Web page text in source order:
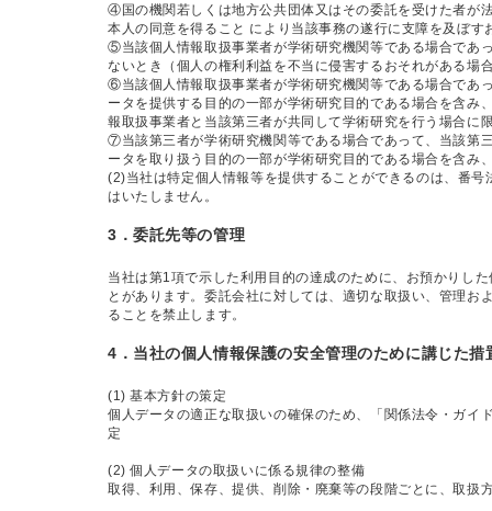
④国の機関若しくは地方公共団体又はその委託を受けた者が
本人の同意を得ること により当該事務の遂行に支障を及ぼす
⑤当該個人情報取扱事業者が学術研究機関等である場合であ
ないとき（個人の権利利益を不当に侵害するおそれがある場
⑥当該個人情報取扱事業者が学術研究機関等である場合であ
ータを提供する目的の一部が学術研究目的である場合を含
報取扱事業者と当該第三者が共同して学術研究を行う場合に
⑦当該第三者が学術研究機関等である場合であって、当該第
ータを取り扱う目的の一部が学術研究目的である場合を含
(2)当社は特定個人情報等を提供することができるのは、番
はいたしません。
3．委託先等の管理
当社は第1項で示した利用目的の達成のために、お預かりし
とがあります。委託会社に対しては、適切な取扱い、管理
ることを禁止します。
4．当社の個人情報保護の安全管理のために講じた措
(1) 基本方針の策定
個人データの適正な取扱いの確保のため、「関係法令・ガイ
定
(2) 個人データの取扱いに係る規律の整備
取得、利用、保存、提供、削除・廃棄等の段階ごとに、取扱